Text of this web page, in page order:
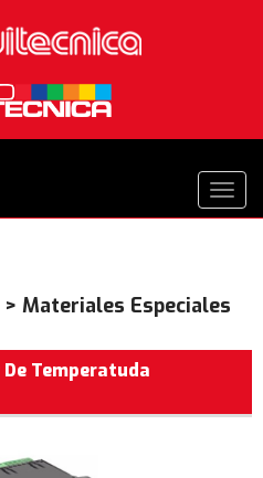
Materiales Especiales
Temperatuda